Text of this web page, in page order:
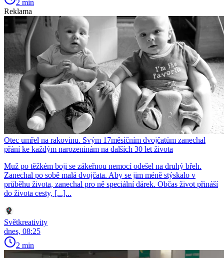
2 min
Reklama
Otec umřel na rakovinu. Svým 17měsíčním dvojčatům zanechal
přání ke každým narozeninám na dalších 30 let života
Muž po těžkém boji se zákeřnou nemocí odešel na druhý břeh.
Zanechal po sobě malá dvojčata. Aby se jim méně stýskalo v
průběhu života, zanechal pro ně speciální dárek. Občas život přináší
do života cesty, [...]...
Světkreativity
dnes, 08:25
2 min